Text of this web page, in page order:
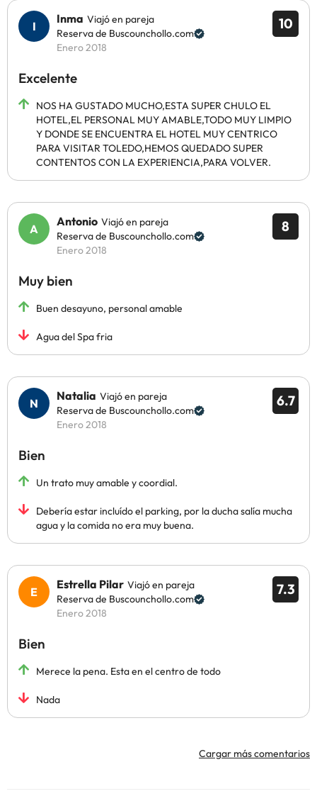
10
Inma Viajó en pareja
Reserva de Buscounchollo.com
Enero 2018
Excelente
NOS HA GUSTADO MUCHO,ESTA SUPER CHULO EL
HOTEL,EL PERSONAL MUY AMABLE,TODO MUY LIMPIO
Y DONDE SE ENCUENTRA EL HOTEL MUY CENTRICO
PARA VISITAR TOLEDO,HEMOS QUEDADO SUPER
CONTENTOS CON LA EXPERIENCIA,PARA VOLVER.
8
Antonio Viajó en pareja
Reserva de Buscounchollo.com
Enero 2018
Muy bien
Buen desayuno, personal amable
Agua del Spa fria
6.7
Natalia Viajó en pareja
Reserva de Buscounchollo.com
Enero 2018
Bien
Un trato muy amable y coordial.
Debería estar incluído el parking, por la ducha salía mucha
agua y la comida no era muy buena.
7.3
Estrella Pilar Viajó en pareja
Reserva de Buscounchollo.com
Enero 2018
Bien
Merece la pena. Esta en el centro de todo
Nada
Cargar más comentarios